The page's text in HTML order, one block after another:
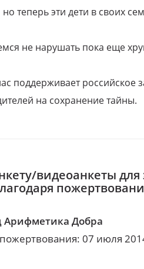
теперь эти дети в своих
не нарушать пока еще
поддерживает
на сохранение тайны.
видеоанкеты для
Арифметика Добра
07 июля